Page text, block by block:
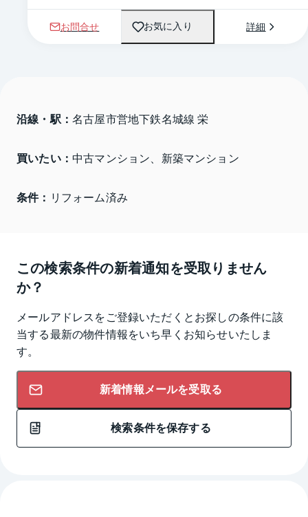
お問合せ お気に入り 詳細
沿線・駅： 名古屋市営地下鉄名城線 栄
買いたい： 中古マンション、新築マンション
条件： リフォーム済み
この検索条件の新着通知を受取りません
か？
メールアドレスをご登録いただくとお探しの条件に該
当する最新の物件情報をいち早くお知らせいたしま
す。
新着情報メールを受取る
検索条件を保存する